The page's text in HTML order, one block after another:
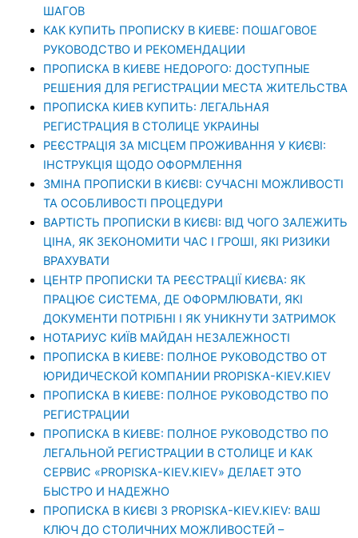
ШАГОВ
КАК КУПИТЬ ПРОПИСКУ В КИЕВЕ: ПОШАГОВОЕ
РУКОВОДСТВО И РЕКОМЕНДАЦИИ
ПРОПИСКА В КИЕВЕ НЕДОРОГО: ДОСТУПНЫЕ
РЕШЕНИЯ ДЛЯ РЕГИСТРАЦИИ МЕСТА ЖИТЕЛЬСТВА
ПРОПИСКА КИЕВ КУПИТЬ: ЛЕГАЛЬНАЯ
РЕГИСТРАЦИЯ В СТОЛИЦЕ УКРАИНЫ
РЕЄСТРАЦІЯ ЗА МІСЦЕМ ПРОЖИВАННЯ У КИЄВІ:
ІНСТРУКЦІЯ ЩОДО ОФОРМЛЕННЯ
ЗМІНА ПРОПИСКИ В КИЄВІ: СУЧАСНІ МОЖЛИВОСТІ
ТА ОСОБЛИВОСТІ ПРОЦЕДУРИ
ВАРТІСТЬ ПРОПИСКИ В КИЄВІ: ВІД ЧОГО ЗАЛЕЖИТЬ
ЦІНА, ЯК ЗЕКОНОМИТИ ЧАС І ГРОШІ, ЯКІ РИЗИКИ
ВРАХУВАТИ
ЦЕНТР ПРОПИСКИ ТА РЕЄСТРАЦІЇ КИЄВА: ЯК
ПРАЦЮЄ СИСТЕМА, ДЕ ОФОРМЛЮВАТИ, ЯКІ
ДОКУМЕНТИ ПОТРІБНІ І ЯК УНИКНУТИ ЗАТРИМОК
НОТАРИУС КИЇВ МАЙДАН НЕЗАЛЕЖНОСТІ
ПРОПИСКА В КИЕВЕ: ПОЛНОЕ РУКОВОДСТВО ОТ
ЮРИДИЧЕСКОЙ КОМПАНИИ PROPISKA-KIEV.KIEV
ПРОПИСКА В КИЕВЕ: ПОЛНОЕ РУКОВОДСТВО ПО
РЕГИСТРАЦИИ
ПРОПИСКА В КИЕВЕ: ПОЛНОЕ РУКОВОДСТВО ПО
ЛЕГАЛЬНОЙ РЕГИСТРАЦИИ В СТОЛИЦЕ И КАК
СЕРВИС «PROPISKA-KIEV.KIEV» ДЕЛАЕТ ЭТО
БЫСТРО И НАДЕЖНО
ПРОПИСКА В КИЄВІ З PROPISKA-KIEV.KIEV: ВАШ
КЛЮЧ ДО СТОЛИЧНИХ МОЖЛИВОСТЕЙ –